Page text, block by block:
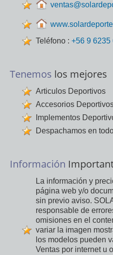
Teléfono : +56 9 6235
Tenemos los mejores
Articulos Deportivos
Accesorios
Implementos
Despachamos en
Información
La información y
página web y/o
sin previo aviso.
responsable de
omisiones en el
variar la imagen
los modelos pueden
Ventas por internet u